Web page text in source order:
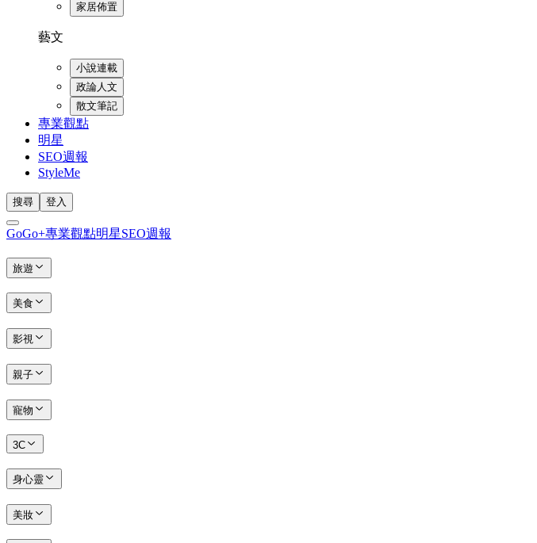
家居佈置
藝文
小說連載
政論人文
散文筆記
專業觀點
明星
SEO週報
StyleMe
搜尋 登入
GoGo+專業觀點明星SEO週報
旅遊
美食
影視
親子
寵物
3C
身心靈
美妝